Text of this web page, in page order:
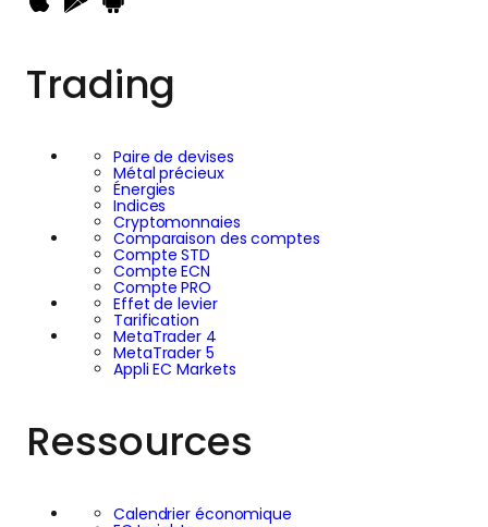
Trading
Paire de devises
Métal précieux
Énergies
Indices
Cryptomonnaies
Comparaison des comptes
Compte STD
Compte ECN
Compte PRO
Effet de levier
Tarification
MetaTrader 4
MetaTrader 5
Appli EC Markets
Ressources
Calendrier économique